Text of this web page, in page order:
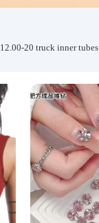
12.00-20 truck inner tubes